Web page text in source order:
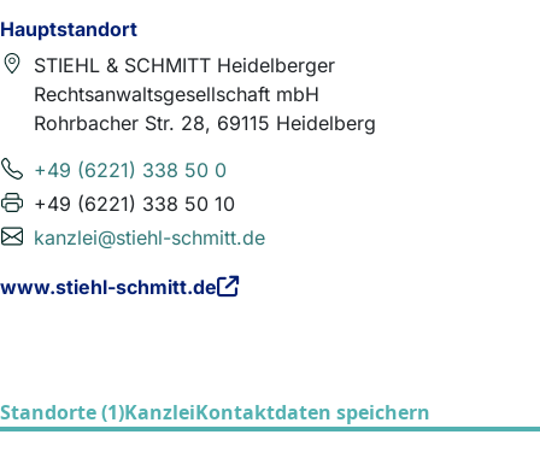
Hauptstandort
STIEHL & SCHMITT Heidelberger
Rechtsanwaltsgesellschaft mbH
Rohrbacher Str. 28, 69115 Heidelberg
+49 (6221) 338 50 0
+49 (6221) 338 50 10
kanzlei@stiehl-schmitt.de
www.stiehl-schmitt.de
Standorte (1)KanzleiKontaktdaten speichern